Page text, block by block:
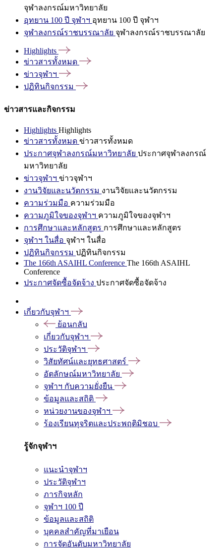
จุฬาลงกรณ์มหาวิทยาลัย
อุทยาน 100 ปี จุฬาฯ อุทยาน 100 ปี จุฬาฯ
จุฬาลงกรณ์ราชบรรณาลัย จุฬาลงกรณ์ราชบรรณาลัย
Highlights
ข่าวสารทั้งหมด
ข่าวจุฬาฯ
ปฏิทินกิจกรรม
ข่าวสารและกิจกรรม
Highlights Highlights
ข่าวสารทั้งหมด ข่าวสารทั้งหมด
ประกาศจุฬาลงกรณ์มหาวิทยาลัย ประกาศจุฬาลงกรณ์
มหาวิทยาลัย
ข่าวจุฬาฯ ข่าวจุฬาฯ
งานวิจัยและนวัตกรรม งานวิจัยและนวัตกรรม
ความร่วมมือ ความร่วมมือ
ความภูมิใจของจุฬาฯ ความภูมิใจของจุฬาฯ
การศึกษาและหลักสูตร การศึกษาและหลักสูตร
จุฬาฯ ในสื่อ จุฬาฯ ในสื่อ
ปฏิทินกิจกรรม ปฏิทินกิจกรรม
The 166th ASAIHL Conference The 166th ASAIHL
Conference
ประกาศจัดซื้อจัดจ้าง ประกาศจัดซื้อจัดจ้าง
เกี่ยวกับจุฬาฯ
ย้อนกลับ
เกี่ยวกับจุฬาฯ
ประวัติจุฬาฯ
วิสัยทัศน์และยุทธศาสตร์
อัตลักษณ์มหาวิทยาลัย
จุฬาฯ กับความยั่งยืน
ข้อมูลและสถิติ
หน่วยงานของจุฬาฯ
ร้องเรียนทุจริตและประพฤติมิชอบ
รู้จักจุฬาฯ
แนะนำจุฬาฯ
ประวัติจุฬาฯ
ภารกิจหลัก
จุฬาฯ 100 ปี
ข้อมูลและสถิติ
บุคคลสำคัญที่มาเยือน
การจัดอันดับมหาวิทยาลัย